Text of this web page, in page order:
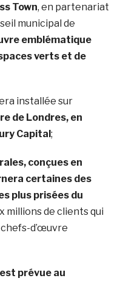
Town, en partenariat
municipal de
emblématique
verts et de
installée sur
de Londres, en
Capital;
conçues en
certaines des
plus prisées du
millions de clients qui
d’œuvre
prévue au